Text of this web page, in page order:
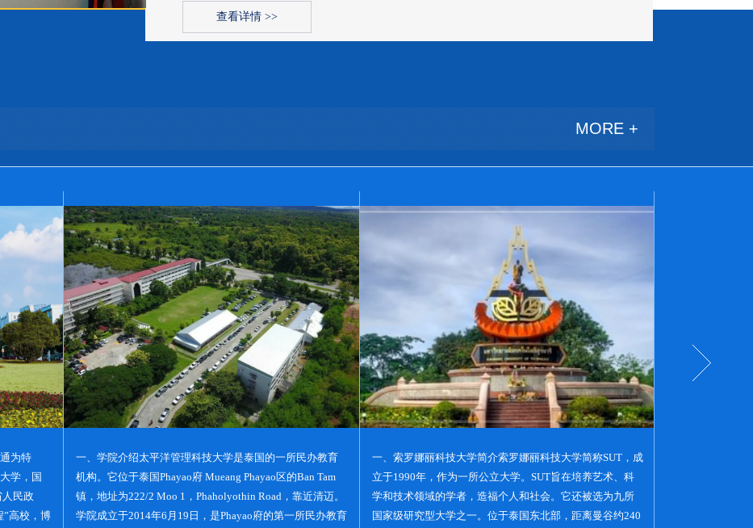
查看详情 >>
MORE +
为特
学，国
民政
”高校，博
一、学院介绍太平洋管理科技大学是泰国的一所民办教育
机构。它位于泰国Phayao府 Mueang Phayao区的Ban Tam
镇，地址为222/2 Moo 1，Phaholyothin Road，靠近清迈。
学院成立于2014年6月19日，是Phayao府的第一所民办教育
一、索罗娜丽科技大学简介索罗娜丽科技大学简称SUT，成
立于1990年，作为一所公立大学。SUT旨在培养艺术、科
学和技术领域的学者，造福个人和社会。它还被选为九所
国家级研究型大学之一。位于泰国东北部，距离曼谷约240